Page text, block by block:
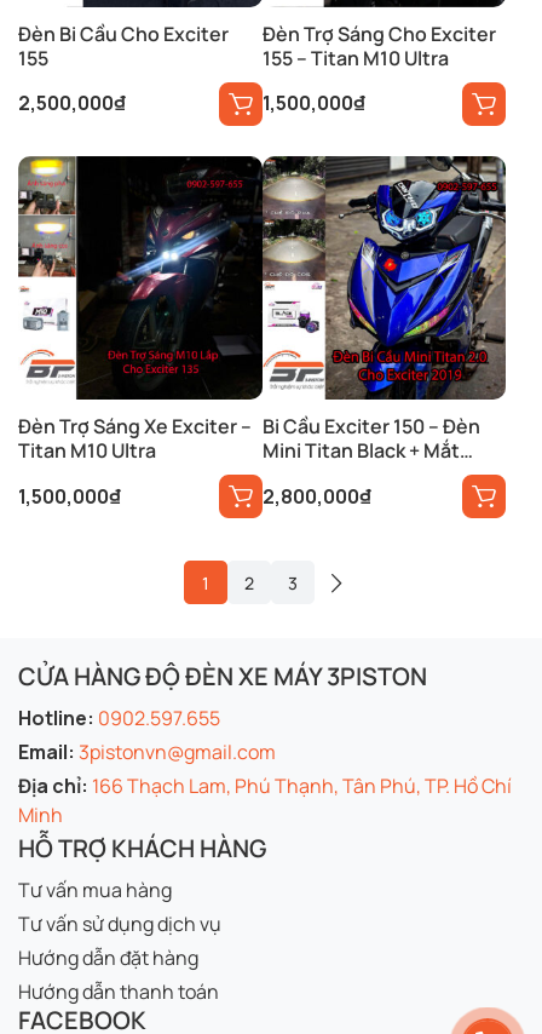
Đèn Bi Cầu Cho Exciter
155
2,500,000₫
Đèn Trợ Sáng Cho Exciter
155 – Titan M10 Ultra
1,500,000₫
Đèn Trợ Sáng Xe Exciter –
Titan M10 Ultra
1,500,000₫
Bi Cầu Exciter 150 – Đèn
Mini Titan Black + Mắt
Xoay Sharingan.
2,800,000₫
1 2 3
CỬA HÀNG ĐỘ ĐÈN XE MÁY 3PISTON
Hotline: 0902.597.655
Email: 3pistonvn@gmail.com
Địa chỉ: 166 Thạch Lam, Phú Thạnh, Tân Phú, TP. Hồ Chí
Minh
HỖ TRỢ KHÁCH HÀNG
Tư vấn mua hàng
Tư vấn sử dụng dịch vụ
Hướng dẫn đặt hàng
Hướng dẫn thanh toán
FACEBOOK